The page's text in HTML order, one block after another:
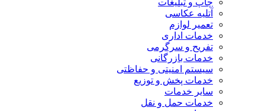
چاپ و تبلیغات
آتلیه عکاسی
تعمیر لوازم
خدمات اداری
تفریح و سرگرمی
خدمات بازرگانی
سیستم امنیتی و حفاظتی
خدمات پخش و توزیع
سایر خدمات
خدمات حمل و نقل